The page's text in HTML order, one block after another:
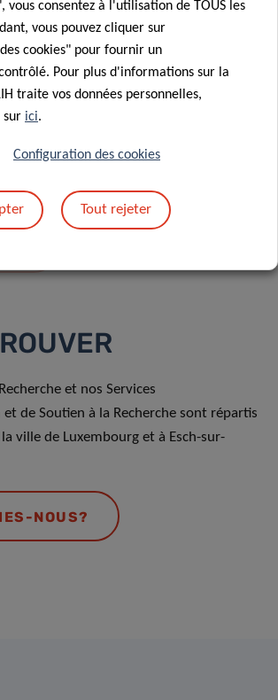
votre message, vous acceptez
et nos Services
de Soutien à la Recherche sont répartis
ville de Luxembourg et à Esch-sur-
NOUS?
vous consentez à l'utilisation de TOUS les
vous pouvez cliquer sur
cookies" pour fournir un
Pour plus d'informations sur la
traite vos données personnelles,
sur ici.
Configuration des cookies
Tout rejeter